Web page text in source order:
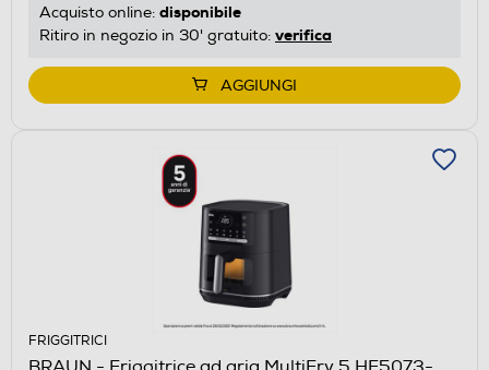
Acquisto online: disponibile
Ritiro in negozio in 30' gratuito: verifica
AGGIUNGI
FRIGGITRICI